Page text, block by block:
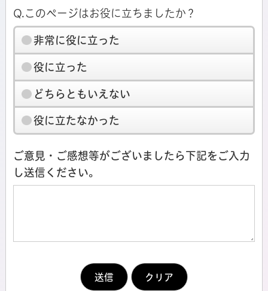
Q.このページはお役に立ちましたか？
非常に役に立った
役に立った
どちらともいえない
役に立たなかった
ご意見・ご感想等がございましたら下記をご入力
し送信ください。